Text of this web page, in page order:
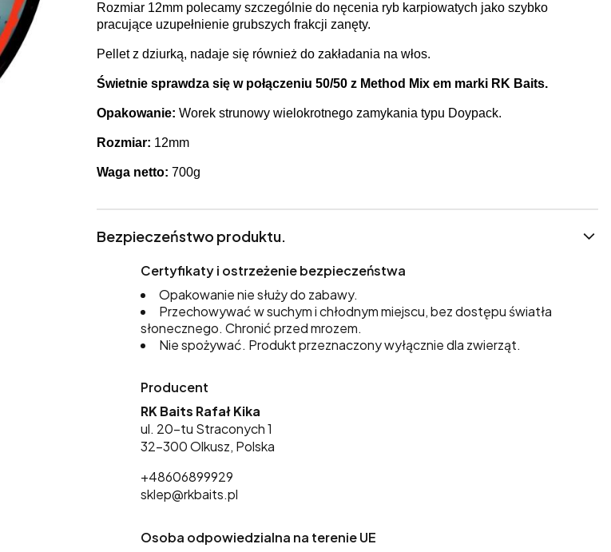
Rozmiar 12mm polecamy szczególnie do nęcenia ryb karpiowatych jako szybko
pracujące uzupełnienie grubszych frakcji zanęty.
Pellet z dziurką, nadaje się również do zakładania na włos.
Świetnie sprawdza się w połączeniu 50/50 z Method Mix em marki RK Baits.
Opakowanie: Worek strunowy wielokrotnego zamykania typu Doypack.
Rozmiar: 12mm
Waga netto: 700g
Bezpieczeństwo produktu.
Certyfikaty i ostrzeżenie bezpieczeństwa
Opakowanie nie służy do zabawy.
Przechowywać w suchym i chłodnym miejscu, bez dostępu światła
słonecznego. Chronić przed mrozem.
Nie spożywać. Produkt przeznaczony wyłącznie dla zwierząt.
Producent
RK Baits Rafał Kika
ul. 20-tu Straconych 1
32-300 Olkusz, Polska
+48606899929
sklep@rkbaits.pl
Osoba odpowiedzialna na terenie UE